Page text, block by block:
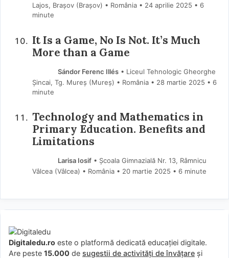
Lajos, Brașov (Braşov) • România
24 aprilie 2025 • 6
minute
It Is a Game, No Is Not. It’s Much
More than a Game
Sándor Ferenc Illés• Liceul Tehnologic Gheorghe
Șincai, Tg. Mureș (Mureş) • România
28 martie 2025 • 6
minute
Technology and Mathematics in
Primary Education. Benefits and
Limitations
Larisa Iosif• Școala Gimnazială Nr. 13, Râmnicu
Vâlcea (Vâlcea) • România
20 martie 2025 • 6 minute
Digitaledu.ro este o platformă dedicată educației digitale.
Are peste 15.000 de sugestii de activități de învățare și